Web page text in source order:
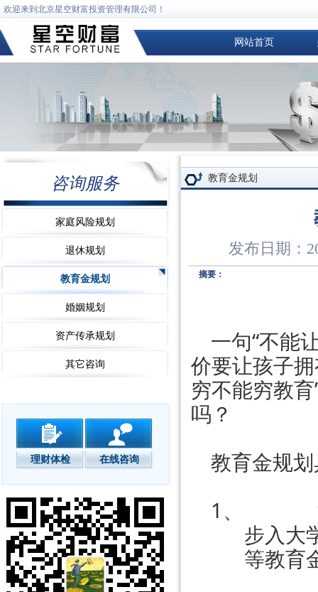
欢迎来到北京星空财富投资管理有限公司！
网站首页
咨询服务
家庭风险规划
退休规划
教育金规划
婚姻规划
资产传承规划
其它咨询
理财体检 在线咨询
教育金规划
发布日期：
摘要：
一句“不能
价要让孩子
穷不能穷教
吗？
教育金规
1、
步入大
等教育